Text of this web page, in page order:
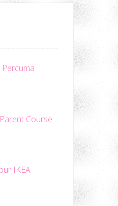
Course
IKEA